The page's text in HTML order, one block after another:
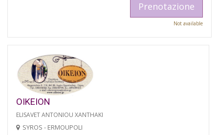
Prenotazione
Not available
OIKEION
ELISAVET ANTONIOU XANTHAKI
SYROS - ERMOUPOLI